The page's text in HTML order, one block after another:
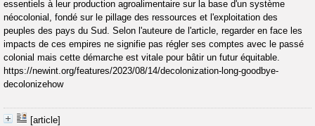
essentiels à leur production agroalimentaire sur la base d'un système
néocolonial, fondé sur le pillage des ressources et l'exploitation des
peuples des pays du Sud. Selon l'auteure de l'article, regarder en face les
impacts de ces empires ne signifie pas régler ses comptes avec le passé
colonial mais cette démarche est vitale pour bâtir un futur équitable.
https://newint.org/features/2023/08/14/decolonization-long-goodbye-
decolonizehow
[article]